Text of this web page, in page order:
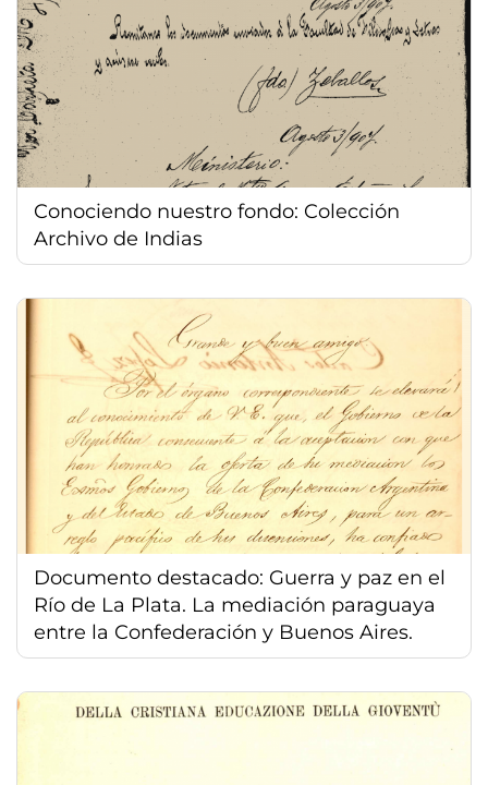
Conociendo nuestro fondo: Colección
Archivo de Indias
Documento destacado: Guerra y paz en el
Río de La Plata. La mediación paraguaya
entre la Confederación y Buenos Aires.